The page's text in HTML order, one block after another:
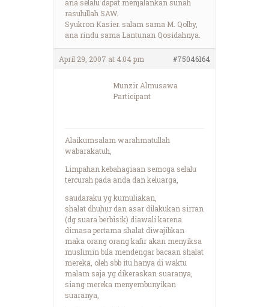
ana selalu dapat menjalankan sunah
rasulullah SAW.
Syukron Kasier. salam sama M. Qolby,
ana rindu sama Lantunan Qosidahnya.
April 29, 2007 at 4:04 pm #75046164
Munzir Almusawa
Participant
Alaikumsalam warahmatullah
wabarakatuh,
Limpahan kebahagiaan semoga selalu
tercurah pada anda dan keluarga,
saudaraku yg kumuliakan,
shalat dhuhur dan asar dilakukan sirran
(dg suara berbisik) diawali karena
dimasa pertama shalat diwajibkan
maka orang orang kafir akan menyiksa
muslimin bila mendengar bacaan shalat
mereka, oleh sbb itu hanya di waktu
malam saja yg dikeraskan suaranya,
siang mereka menyembunyikan
suaranya,